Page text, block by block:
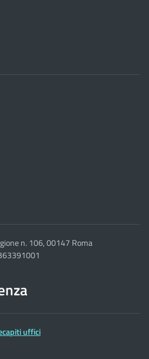
n. 106, 00147 Roma
uffici